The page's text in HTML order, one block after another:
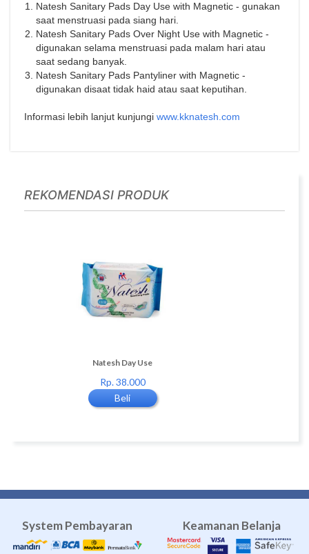
Natesh Sanitary Pads Day Use with Magnetic - gunakan
saat menstruasi pada siang hari.
Natesh Sanitary Pads Over Night Use with Magnetic -
digunakan selama menstruasi pada malam hari atau
saat sedang banyak.
Natesh Sanitary Pads Pantyliner with Magnetic -
digunakan disaat tidak haid atau saat keputihan.
Informasi lebih lanjut kunjungi www.kknatesh.com
REKOMENDASI PRODUK
Natesh Day Use
Rp. 38.000
Beli
System Pembayaran Keamanan Belanja